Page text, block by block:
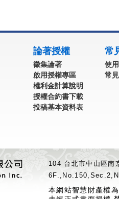
論著授權
徵集論著
啟用授權專區
權利金計算說明
授權合約書下載
投稿基本資料表
常
使
常
104 台北市中山區
本網站智慧財產權